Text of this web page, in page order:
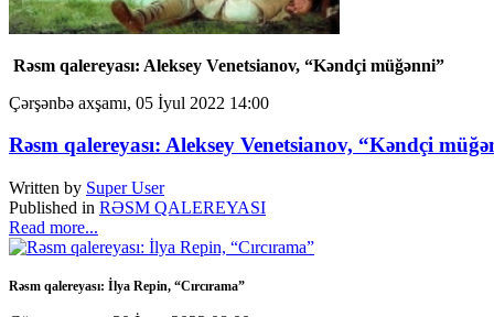
Rəsm qalereyası: Aleksey Venetsianov, “Kəndçi müğənni”
Çərşənbə axşamı, 05 İyul 2022 14:00
Rəsm qalereyası: Aleksey Venetsianov, “Kəndçi
Written by Super User
Published in RƏSM QALEREYASI
Read more...
Rəsm qalereyası: İlya Repin, “Cırcırama”